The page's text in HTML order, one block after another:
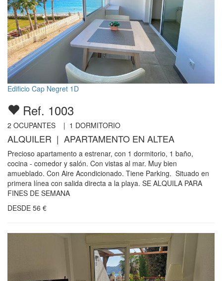
Edificio Cap Negret 1D
Ref. 1003
2 OCUPANTES | 1 DORMITORIO
ALQUILER | APARTAMENTO EN ALTEA
Precioso apartamento a estrenar, con 1 dormitorio, 1 baño,
cocina - comedor y salón. Con vistas al mar. Muy bien
amueblado. Con Aire Acondicionado. Tiene Parking. Situado en
primera línea con salida directa a la playa. SE ALQUILA PARA
FINES DE SEMANA
DESDE 56 €